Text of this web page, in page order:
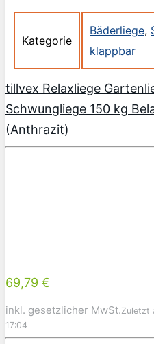
Kategorie
Bäderliege,
klappbar
tillvex Relaxliege
Schwungliege 150 kg
(Anthrazit)
69,79 €
inkl. gesetzlicher MwSt.Zuletzt
17:04